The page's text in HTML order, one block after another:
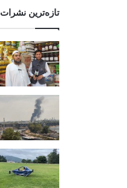
تازه‌ترین نشرات